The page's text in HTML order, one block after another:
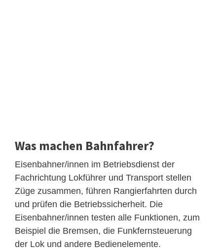
Was machen Bahnfahrer?
Eisenbahner/innen im Betriebsdienst der
Fachrichtung Lokführer und Transport stellen
Züge zusammen, führen Rangierfahrten durch
und prüfen die Betriebssicherheit. Die
Eisenbahner/innen testen alle Funktionen, zum
Beispiel die Bremsen, die Funkfernsteuerung
der Lok und andere Bedienelemente.